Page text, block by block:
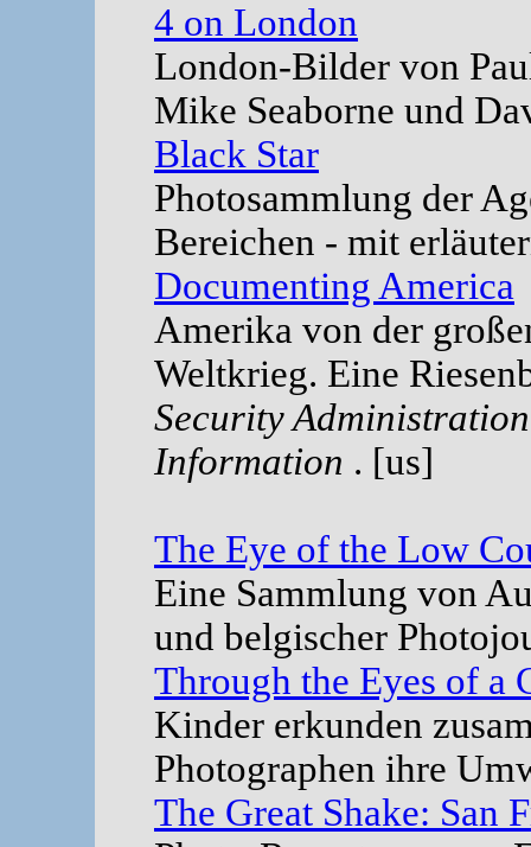
4 on London
London-Bilder von
Mike Seaborne und
Black Star
Photosammlung der
Bereichen - mit
Documenting America
Amerika von der
Weltkrieg. Eine
Security Administration
Information . [us]
The Eye of the Low
Eine Sammlung von
und belgischer
Through the Eyes of a
Kinder erkunden
Photographen ihre
The Great Shake: San